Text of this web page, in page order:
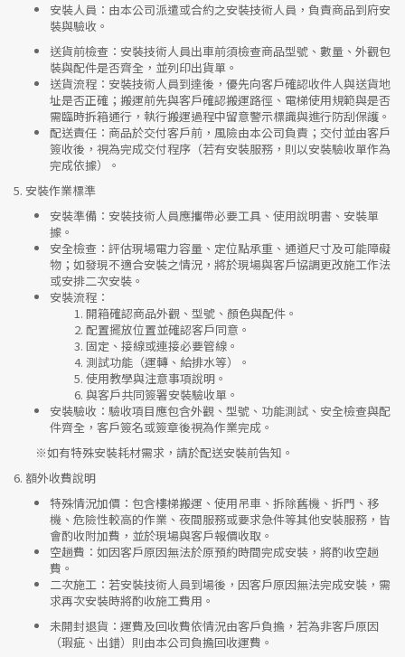
安裝人員 ：由本公司派遣或合約之安裝技術人員，負責商品到府安
裝與驗收。
送貨前檢查 ：安裝技術人員出車前須檢查商品型號、數量、外觀包
裝與配件是否齊全，並列印出貨單。
送貨流程 ：安裝技術人員到達後，優先向客戶確認收件人與送貨地
址是否正確；搬運前先與客戶確認搬運路徑、電梯使用規範與是否
需臨時拆箱通行，執行搬運過程中留意警示標識與進行防刮保護。
配送責任 ：商品於交付客戶前，風險由本公司負責；交付並由客戶
簽收後，視為完成交付程序（若有安裝服務，則以安裝驗收單作為
完成依據）。
5. 安裝作業標準
安裝準備 ：安裝技術人員應攜帶必要工具、使用說明書、安裝單
據。
安全檢查 ：評估現場電力容量、定位點承重、通道尺寸及可能障礙
物；如發現不適合安裝之情況，將於現場與客戶協調更改施工作法
或安排二次安裝。
安裝流程 ：
開箱確認商品外觀、型號、顏色與配件。
配置擺放位置並確認客戶同意。
固定、接線或連接必要管線。
測試功能（運轉、給排水等）。
使用教學與注意事項說明。
與客戶共同簽署安裝驗收單。
安裝驗收 ：驗收項目應包含外觀、型號、功能測試、安全檢查與配
件齊全，客戶簽名或簽章後視為作業完成。
※如有特殊安裝耗材需求，請於配送安裝前告知。
6. 額外收費說明
特殊情況加價 ：包含樓梯搬運、使用吊車、拆除舊機、拆門、移
機、危險性較高的作業、夜間服務或要求急件等其他安裝服務，皆
會酌收附加費，並於現場與客戶報價收取。
空趟費 ：如因客戶原因無法於原預約時間完成安裝，將酌收空趟
費。
二次施工 ：若安裝技術人員到場後，因客戶原因無法完成安裝，需
求再次安裝時將酌收施工費用。
未開封退貨 ：運費及回收費依情況由客戶負擔，若為非客戶原因
（瑕疵、出錯）則由本公司負擔回收運費。